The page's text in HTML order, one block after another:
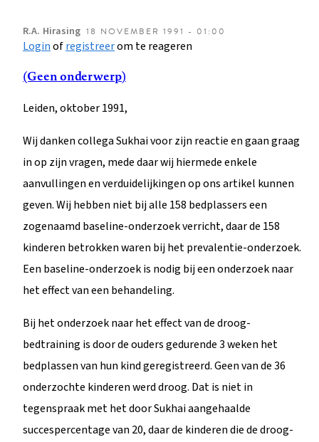
R.A. Hirasing 18 NOVEMBER 1991 - 01:00
Loginofregistreerom te reageren
(Geen onderwerp)
Leiden, oktober 1991,
Wij danken collega Sukhai voor zijn reactie en gaan graag
in op zijn vragen, mede daar wij hiermede enkele
aanvullingen en verduidelijkingen op ons artikel kunnen
geven. Wij hebben niet bij alle 158 bedplassers een
zogenaamd baseline-onderzoek verricht, daar de 158
kinderen betrokken waren bij het prevalentie-onderzoek.
Een baseline-onderzoek is nodig bij een onderzoek naar
het effect van een behandeling.
Bij het onderzoek naar het effect van de droog-
bedtraining is door de ouders gedurende 3 weken het
bedplassen van hun kind geregistreerd. Geen van de 36
onderzochte kinderen werd droog. Dat is niet in
tegenspraak met het door Sukhai aangehaalde
succespercentage van 20, daar de kinderen die de droog-